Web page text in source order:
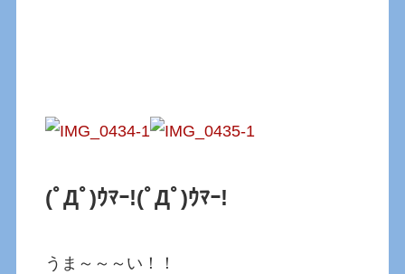
(ﾟДﾟ)ｳﾏｰ!(ﾟДﾟ)ｳﾏｰ!
うま～～～い！！